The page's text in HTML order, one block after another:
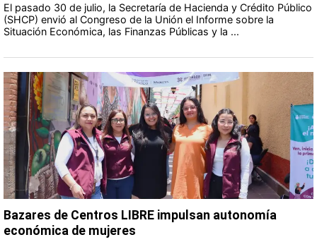
El pasado 30 de julio, la Secretaría de Hacienda y Crédito Público
(SHCP) envió al Congreso de la Unión el Informe sobre la
Situación Económica, las Finanzas Públicas y la ...
Bazares de Centros LIBRE impulsan autonomía
económica de mujeres